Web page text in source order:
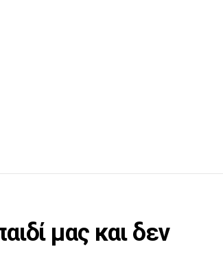
μας και δεν